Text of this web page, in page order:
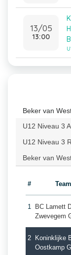
13/05
13:00
B
Beker van
U12 Niveau 3
U12 Niveau 3
Beker van
# Team
1
BC Lamett
Zwevegem
2
Koninklijke
Oostkamp